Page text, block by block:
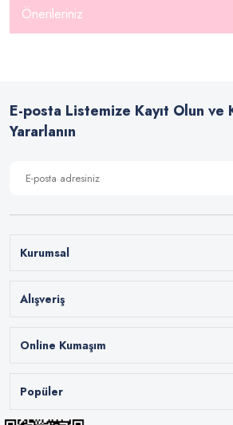
Önerileriniz
E-posta Listemize Kayıt Olun ve
Yararlanın
Kurumsal
Alışveriş
Online Kumaşım
Popüler